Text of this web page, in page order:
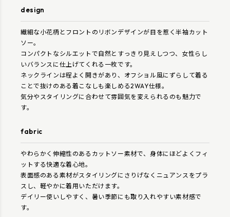
design
繊細な小花柄とフロントのリボンデザインが目を惹く半袖カット
ソー。
コンパクトなシルエットで自然とすっきり見えしつつ、女性らし
いバランスに仕上げてくれる一枚です。
ネックラインは程よく開きがあり、オフショル風にずらして着る
ことで抜けのある着こなしも楽しめる2WAY仕様。
気分やスタイリングに合わせて雰囲気を変えられるのも魅力で
す。
fabric
やわらかく伸縮性のあるカットソー素材で、身体にほどよくフィ
ットする快適な着心地。
表面感のある素材がスタイリングにさりげなくニュアンスをプラ
スし、軽やかに着用いただけます。
デイリー使いしやすく、暑い季節にも取り入れやすい素材感で
す。